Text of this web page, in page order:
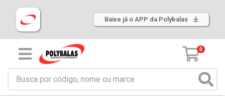
Baixe já o APP da Polybalas
0